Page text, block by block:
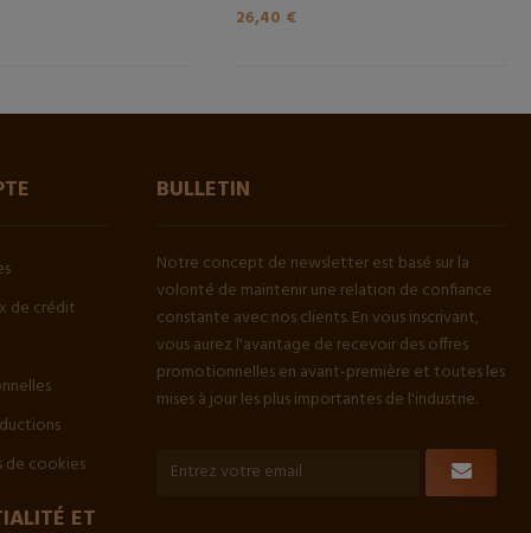
26,40 €
de crédit
de cookies
ET
BULLETIN
Notre concept de newsletter est basé sur la
volonté de maintenir une relation de confiance
constante avec nos clients. En vous inscrivant,
vous aurez l'avantage de recevoir des offres
promotionnelles en avant-première et toutes les
mises à jour les plus importantes de l'industrie.